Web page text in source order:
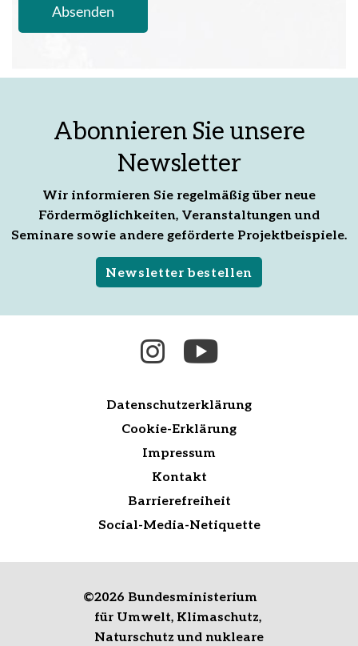
Abonnieren Sie unsere
Newsletter
Wir informieren Sie regelmäßig über neue
Fördermöglichkeiten, Veranstaltungen und
Seminare sowie andere geförderte Projektbeispiele.
Newsletter bestellen
Datenschutzerklärung
Cookie-Erklärung
Impressum
Kontakt
Barrierefreiheit
Social-Media-Netiquette
©2026 Bundesministerium
für Umwelt, Klimaschutz,
Naturschutz und nukleare